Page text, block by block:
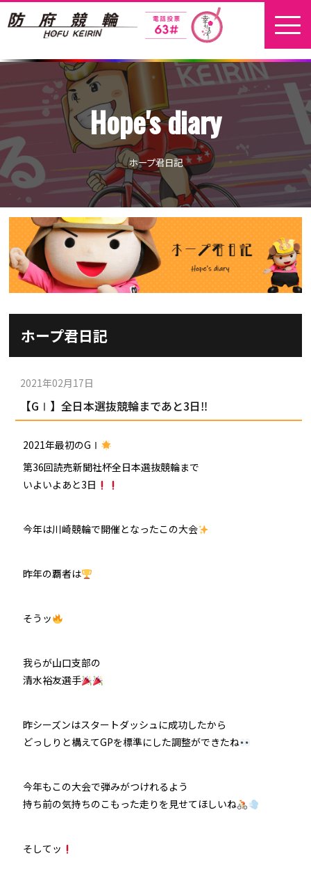
ホーム
新着情報
地元選手
お問い合わせ
開催日程
本場開催
パンフレット
出場予定選手
出走表
予想紙
イベント＆ファンサービス
崖っぷちのK（穴予想）
Kの地元推し！（地元予想）
施設ガイド
施設紹介
有料席
KEIRINパーク
バンク紹介
アクセス
車券の購入方法
DOKOTO
電話・FAXサービス
歴代優勝者を紹介
横断幕掲出について
その他
防府競輪研究所
Kからの挑戦状
防府競輪を予想するKとは？
個人情報保護方針
車券の購入にのめり込む不安のある方のご相談
来場者の肖像権について
Hope's diary
ホープ君日記
ホープ君日記
2021年02月17日
【GⅠ】全日本選抜競輪まであと3日‼
2021年最初のGⅠ
第36回読売新聞社杯全日本選抜競輪まで
いよいよあと3日
今年は川崎競輪で開催となったこの大会
昨年の覇者は
そうッ
我らが山口支部の
清水裕友選手
昨シーズンはスタートダッシュに成功したから
どっしりと構えてGPを標準にした調整ができたね
今年もこの大会で弾みがつけれるよう
持ち前の気持ちのこもった走りを見せてほしいね
そしてッ